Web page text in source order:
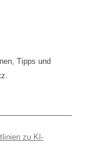
Tipps und
zu KI-